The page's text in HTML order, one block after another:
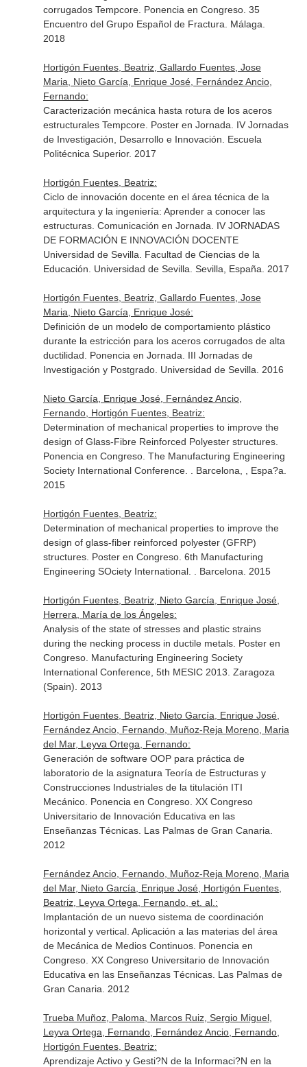
corrugados Tempcore. Ponencia en Congreso. 35
Encuentro del Grupo Español de Fractura. Málaga.
2018
Hortigón Fuentes, Beatriz, Gallardo Fuentes, Jose
Maria, Nieto García, Enrique José, Fernández Ancio,
Fernando:
Caracterización mecánica hasta rotura de los aceros
estructurales Tempcore. Poster en Jornada. IV Jornadas
de Investigación, Desarrollo e Innovación. Escuela
Politécnica Superior. 2017
Hortigón Fuentes, Beatriz:
Ciclo de innovación docente en el área técnica de la
arquitectura y la ingeniería: Aprender a conocer las
estructuras. Comunicación en Jornada. IV JORNADAS
DE FORMACIÓN E INNOVACIÓN DOCENTE
Universidad de Sevilla. Facultad de Ciencias de la
Educación. Universidad de Sevilla. Sevilla, España. 2017
Hortigón Fuentes, Beatriz, Gallardo Fuentes, Jose
Maria, Nieto García, Enrique José:
Definición de un modelo de comportamiento plástico
durante la estricción para los aceros corrugados de alta
ductilidad. Ponencia en Jornada. III Jornadas de
Investigación y Postgrado. Universidad de Sevilla. 2016
Nieto García, Enrique José, Fernández Ancio,
Fernando, Hortigón Fuentes, Beatriz:
Determination of mechanical properties to improve the
design of Glass-Fibre Reinforced Polyester structures.
Ponencia en Congreso. The Manufacturing Engineering
Society International Conference. . Barcelona, , Espa?a.
2015
Hortigón Fuentes, Beatriz:
Determination of mechanical properties to improve the
design of glass-fiber reinforced polyester (GFRP)
structures. Poster en Congreso. 6th Manufacturing
Engineering SOciety International. . Barcelona. 2015
Hortigón Fuentes, Beatriz, Nieto García, Enrique José,
Herrera, María de los Ángeles:
Analysis of the state of stresses and plastic strains
during the necking process in ductile metals. Poster en
Congreso. Manufacturing Engineering Society
International Conference, 5th MESIC 2013. Zaragoza
(Spain). 2013
Hortigón Fuentes, Beatriz, Nieto García, Enrique José,
Fernández Ancio, Fernando, Muñoz-Reja Moreno, Maria
del Mar, Leyva Ortega, Fernando:
Generación de software OOP para práctica de
laboratorio de la asignatura Teoría de Estructuras y
Construcciones Industriales de la titulación ITI
Mecánico. Ponencia en Congreso. XX Congreso
Universitario de Innovación Educativa en las
Enseñanzas Técnicas. Las Palmas de Gran Canaria.
2012
Fernández Ancio, Fernando, Muñoz-Reja Moreno, Maria
del Mar, Nieto García, Enrique José, Hortigón Fuentes,
Beatriz, Leyva Ortega, Fernando, et. al.:
Implantación de un nuevo sistema de coordinación
horizontal y vertical. Aplicación a las materias del área
de Mecánica de Medios Continuos. Ponencia en
Congreso. XX Congreso Universitario de Innovación
Educativa en las Enseñanzas Técnicas. Las Palmas de
Gran Canaria. 2012
Trueba Muñoz, Paloma, Marcos Ruiz, Sergio Miguel,
Leyva Ortega, Fernando, Fernández Ancio, Fernando,
Hortigón Fuentes, Beatriz:
Aprendizaje Activo y Gesti?N de la Informaci?N en la